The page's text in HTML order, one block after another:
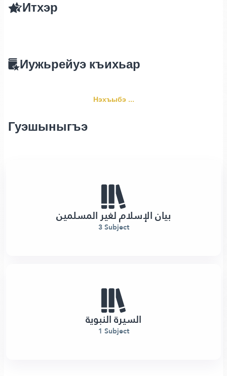
Итхэр
Иужьрейуэ къихьар
Нэхъыбэ ...
Гуэшыныгъэ
بيان الإسلام لغير المسلمين
3 Subject
السيرة النبوية
1 Subject